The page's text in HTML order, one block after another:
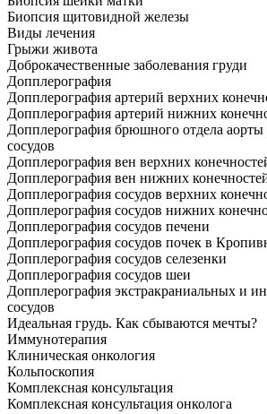
Биопсия щитовидной железы
Виды лечения
Грыжи живота
Доброкачественные заболевания груди
Допплерография
Допплерография артерий верхних
Допплерография артерий нижних
Допплерография брюшного отдела
сосудов
Допплерография вен верхних
Допплерография вен нижних
Допплерография сосудов верхних
Допплерография сосудов нижних
Допплерография сосудов печени
Допплерография сосудов почек в
Допплерография сосудов селезенки
Допплерография сосудов шеи
Допплерография экстракраниальных и
сосудов
Идеальная грудь. Как сбываются мечты?
Иммунотерапия
Клиническая онкология
Кольпоскопия
Комплексная консультация
Комплексная консультация онколога